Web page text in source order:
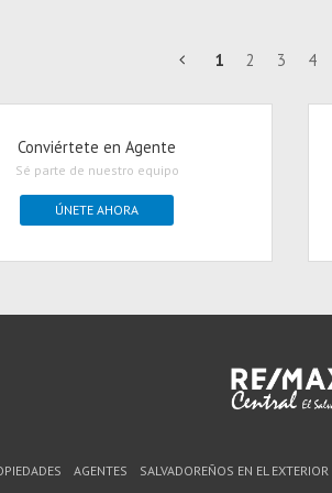
1 2 3 4
Conviértete en Agente
Sé parte de nuestro equipo
ÚNETE AHORA
AGENTES SALVADOREÑOS EN EL EXTERIOR